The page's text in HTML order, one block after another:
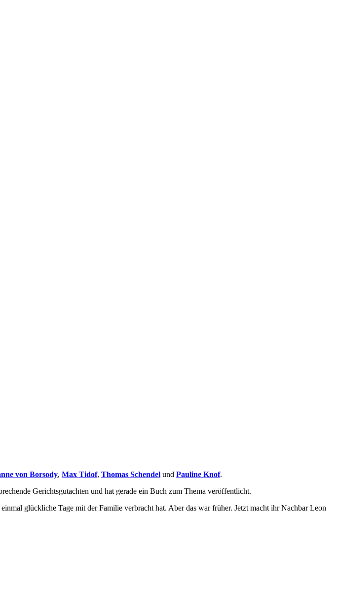
von Borsody, Max Tidof, Thomas Schendel und Pauline Knof.
Gerichtsgutachten und hat gerade ein Buch zum Thema veröffentlicht.
glückliche Tage mit der Familie verbracht hat. Aber das war früher. Jetzt macht ihr Nachbar Leon